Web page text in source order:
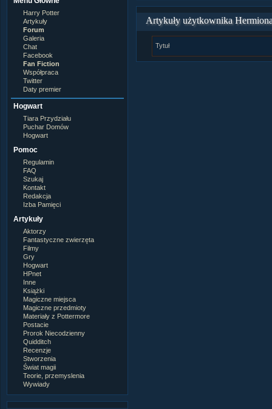
Harry Potter
Artykuły
Forum
Galeria
Chat
Facebook
Fan Fiction
Współpraca
Twitter
Daty premier
Hogwart
Tiara Przydziału
Puchar Domów
Hogwart
Pomoc
Regulamin
FAQ
Szukaj
Kontakt
Redakcja
Izba Pamięci
Artykuły
Aktorzy
Fantastyczne zwierzęta
Filmy
Gry
Hogwart
HPnet
Inne
Książki
Magiczne miejsca
Magiczne przedmioty
Materiały z Pottermore
Postacie
Prorok Niecodzienny
Quidditch
Recenzje
Stworzenia
Świat magii
Teorie, przemyslenia
Wywiady
Artykuły użytkownika
Tytuł